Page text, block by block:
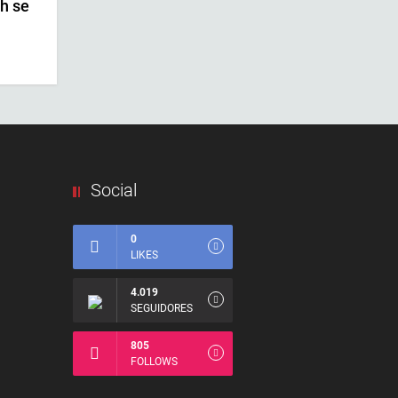
se
Social
0
LIKES
4.019
SEGUIDORES
805
FOLLOWS